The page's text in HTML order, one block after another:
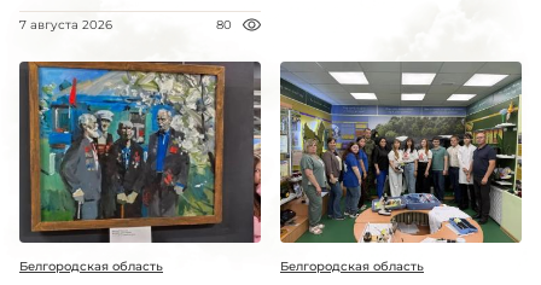
7 августа 2026 80
Белгородская область Белгородская область